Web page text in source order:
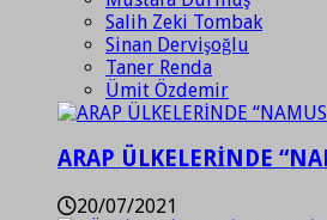
Salih Zeki Tombak
Sinan Dervişoğlu
Taner Renda
Ümit Özdemir
ARAP ÜLKELERİNDE
20/07/2021